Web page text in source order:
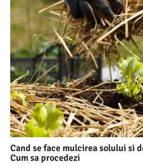
Cand se face mulcirea solului si
Cum sa procedezi